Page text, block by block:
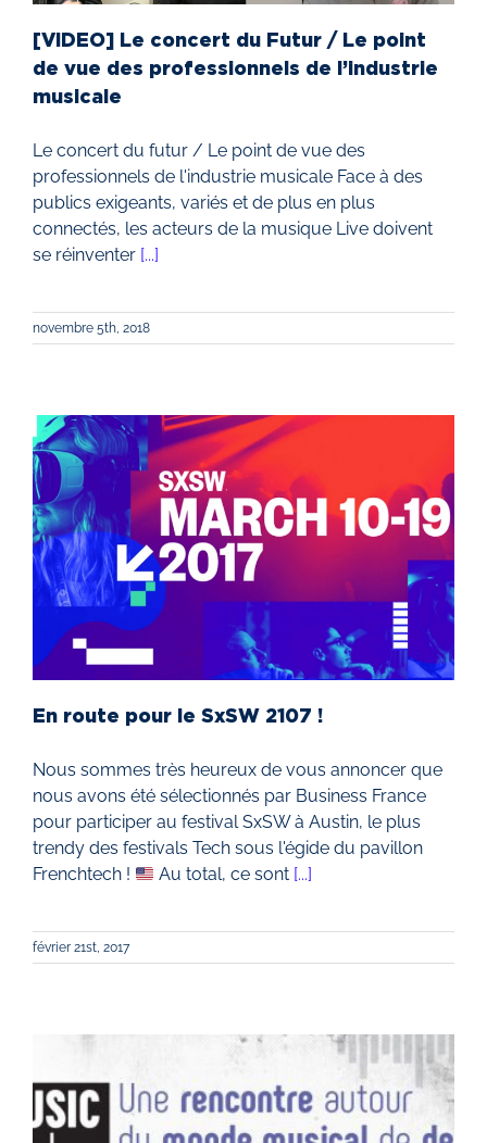
[VIDEO] Le concert du Futur / Le point
de vue des professionnels de l’industrie
musicale
Le concert du futur / Le point de vue des
professionnels de l'industrie musicale Face à des
publics exigeants, variés et de plus en plus
connectés, les acteurs de la musique Live doivent
se réinventer [...]
novembre 5th, 2018
En route pour le SxSW 2107 !
Nous sommes très heureux de vous annoncer que
nous avons été sélectionnés par Business France
pour participer au festival SxSW à Austin, le plus
trendy des festivals Tech sous l'égide du pavillon
Frenchtech !
Au total, ce sont [...]
février 21st, 2017